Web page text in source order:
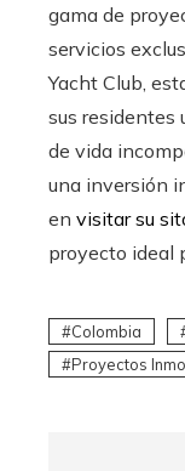
gama de
servicios
Yacht Club,
sus residentes
de vida
una inversión
en visitar su
proyecto ideal
Colombia
Proyectos